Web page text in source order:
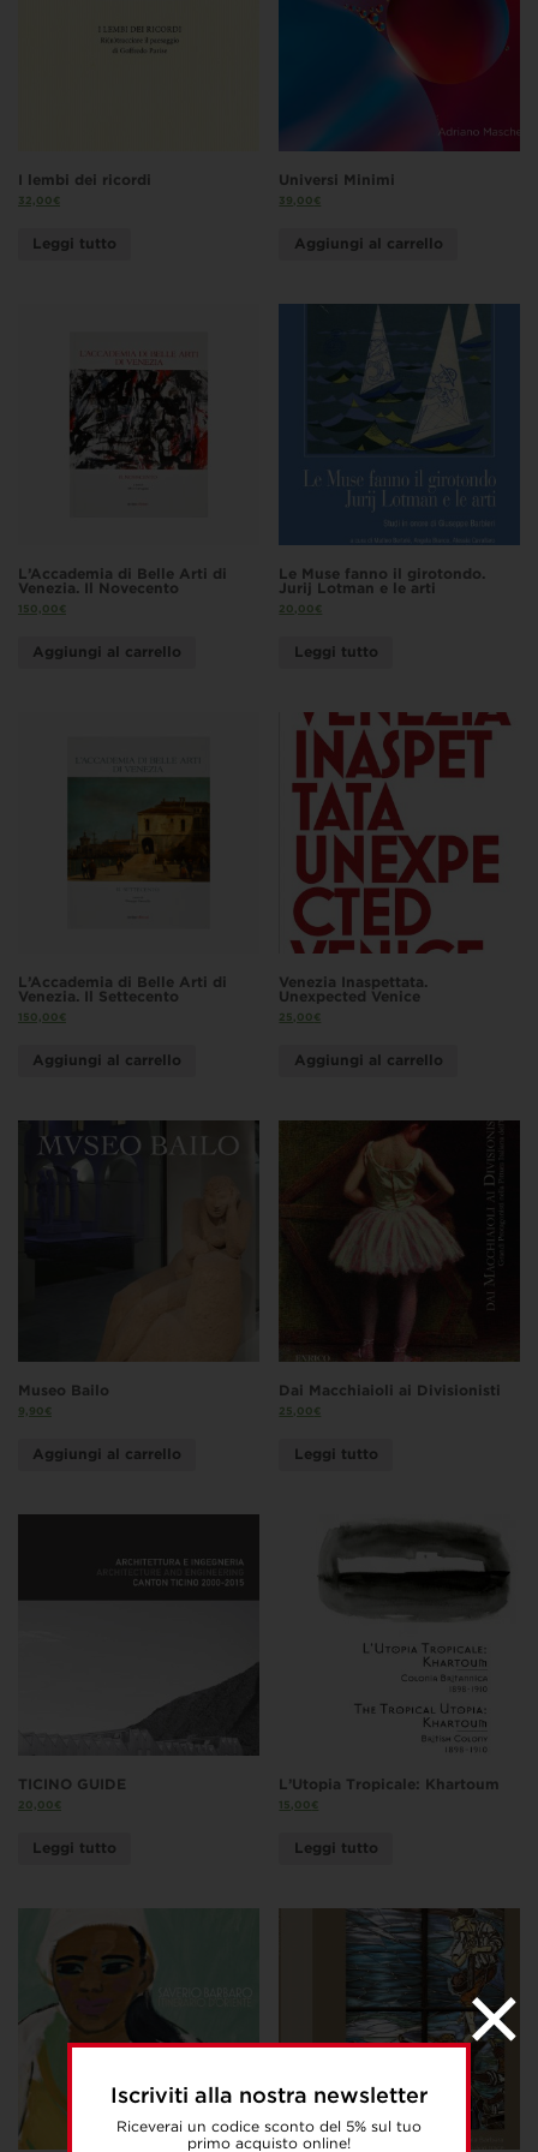
Iscriviti alla nostra newsletter
Riceverai un codice sconto del 5% sul tuo
primo acquisto online!
I lembi dei ricordi
32,00€
Leggi tutto
Universi Minimi
39,00€
Aggiungi al carrello
L’Accademia di Belle Arti di
Venezia. Il Novecento
150,00€
Aggiungi al carrello
Le Muse fanno il girotondo.
Jurij Lotman e le arti
20,00€
Leggi tutto
L’Accademia di Belle Arti di
Venezia. Il Settecento
150,00€
Aggiungi al carrello
Venezia Inaspettata.
Unexpected Venice
25,00€
Aggiungi al carrello
Museo Bailo
9,90€
Aggiungi al carrello
Dai Macchiaioli ai Divisionisti
25,00€
Leggi tutto
TICINO GUIDE
20,00€
Leggi tutto
L’Utopia Tropicale: Khartoum
15,00€
Leggi tutto